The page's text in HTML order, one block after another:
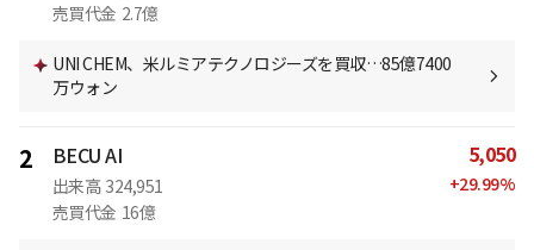
売買代金 2.7億
UNI CHEM、米ルミアテクノロジーズを買収…85億7400
万ウォン
2 BECU AI
出来高 324,951
売買代金 16億
5,050
+29.99%